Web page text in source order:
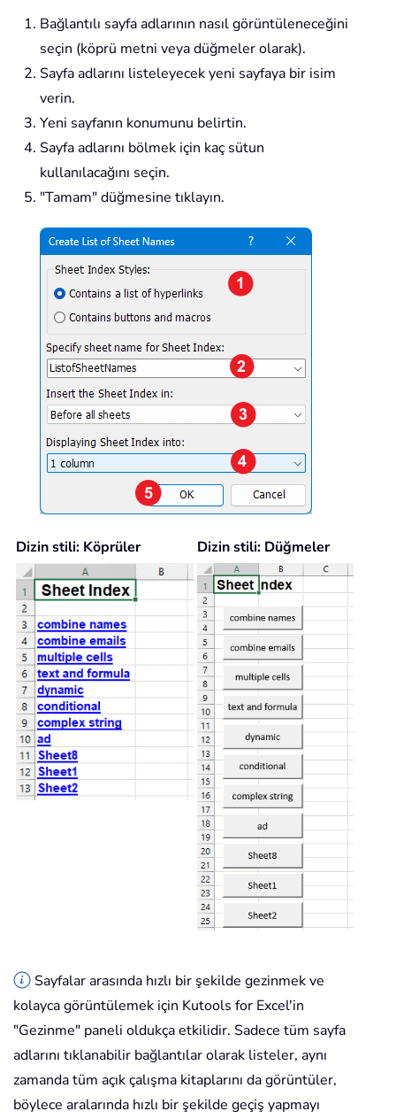
Bağlantılı sayfa adlarının nasıl görüntüleneceğini
seçin (köprü metni veya düğmeler olarak).
Sayfa adlarını listeleyecek yeni sayfaya bir isim
verin.
Yeni sayfanın konumunu belirtin.
Sayfa adlarını bölmek için kaç sütun
kullanılacağını seçin.
"Tamam" düğmesine tıklayın.
Dizin stili: Köprüler Dizin stili: Düğmeler
Sayfalar arasında hızlı bir şekilde gezinmek ve
kolayca görüntülemek için Kutools for Excel'in
"Gezinme" paneli oldukça etkilidir. Sadece tüm sayfa
adlarını tıklanabilir bağlantılar olarak listeler, aynı
zamanda tüm açık çalışma kitaplarını da görüntüler,
böylece aralarında hızlı bir şekilde geçiş yapmayı